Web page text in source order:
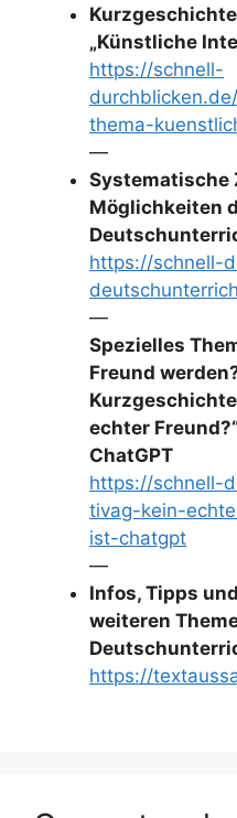
„Künstliche
https://schnell-
thema-
—
Systematische
Möglichkeiten
https://schnell-
—
Spezielles
Freund
echter
ChatGPT
https://schnell-
tivag-kein-
ist-chatgpt
—
Infos, Tipps
weiteren
https://